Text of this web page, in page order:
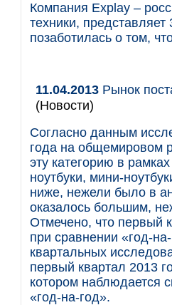
Компания Explay –
техники,
позаботилась о том,
11.04.2013 Рынок
(Новости)
Согласно данным
года на общемировом
эту категорию в
ноутбуки, мини-
ниже, нежели было в
оказалось большим,
Отмечено, что первый
при сравнении «год-
квартальных
первый квартал 2013
котором наблюдается
«год-на-год».